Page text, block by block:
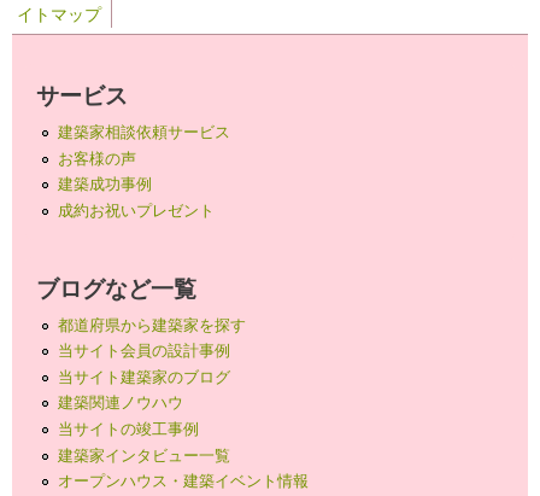
イトマップ
サービス
建築家相談依頼サービス
お客様の声
建築成功事例
成約お祝いプレゼント
ブログなど一覧
都道府県から建築家を探す
当サイト会員の設計事例
当サイト建築家のブログ
建築関連ノウハウ
当サイトの竣工事例
建築家インタビュー一覧
オープンハウス・建築イベント情報